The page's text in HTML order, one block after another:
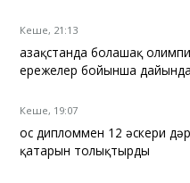
Кеше, 21:13
Қазақстанда болашақ
ережелер бойынша
Кеше, 19:07
Қос дипломмен 12 әскери
қатарын толықтырды